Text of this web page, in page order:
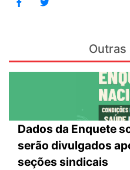
Outras
Dados da Enquete
serão divulgados
seções sindicais